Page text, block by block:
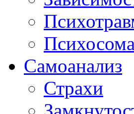
Самоанализ
Страхи